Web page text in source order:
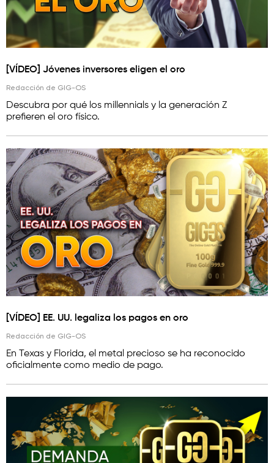
[VÍDEO] Jóvenes inversores eligen el oro
Redacción de GIG-OS
Descubra por qué los millennials y la generación Z
prefieren el oro físico.
[VÍDEO] EE. UU. legaliza los pagos en oro
Redacción de GIG-OS
En Texas y Florida, el metal precioso se ha reconocido
oficialmente como medio de pago.